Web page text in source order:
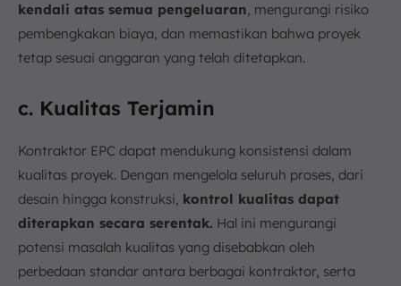
kendali atas semua pengeluaran, mengurangi risiko
pembengkakan biaya, dan memastikan bahwa proyek
tetap sesuai anggaran yang telah ditetapkan.
c. Kualitas Terjamin
Kontraktor EPC dapat mendukung konsistensi dalam
kualitas proyek. Dengan mengelola seluruh proses, dari
desain hingga konstruksi, kontrol kualitas dapat
diterapkan secara serentak. Hal ini mengurangi
potensi masalah kualitas yang disebabkan oleh
perbedaan standar antara berbagai kontraktor, serta